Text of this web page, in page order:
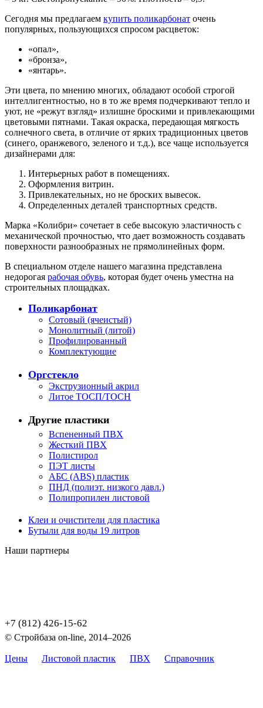
Сегодня мы предлагаем купить поликарбонат очень
популярных, пользующихся спросом расцветок:
«опал»,
«бронза»,
«янтарь».
Эти цвета, по мнению многих, обладают особой строгой
интеллигентностью, но в то же время подчеркивают тепло и
уют, не «режут взгляд» излишне броскими и привлекающими
цветовыми пятнами. Такая окраска, передающая мягкость
солнечного света, в отличие от ярких традиционных цветов
(синего, оранжевого, зеленого и т.д.), все чаще используется
дизайнерами для:
Интерьерных работ в помещениях.
Оформления витрин.
Привлекательных, но не броских вывесок.
Определенных деталей транспортных средств.
Марка «Колибри» сочетает в себе высокую эластичность с
механической прочностью, что дает возможность создавать
поверхности разнообразных не прямолинейных форм.
В специальном отделе нашего магазина представлена
недорогая рабочая обувь, которая будет очень уместна на
строительных площадках.
Поликарбонат
Сотовый (ячеистый)
Монолитный (литой)
Профилированный
Комплектующие
Оргстекло
Экструзионный акрил
Литое ТОСП/ТОСН
Другие пластики
Вспененный ПВХ
Жесткий ПВХ
Полистирол
ПЭТ листы
АБС (ABS) пластик
ПНД (полиэт. низкого давл.)
Полипропилен листовой
Клеи и очистители для пластика
Бутыли для воды 19 литров
Наши партнеры
+7 (812) 426-15-62
© Стройбаза on-line, 2014–2026
Цены Листовой пластик ПВХ Справочник